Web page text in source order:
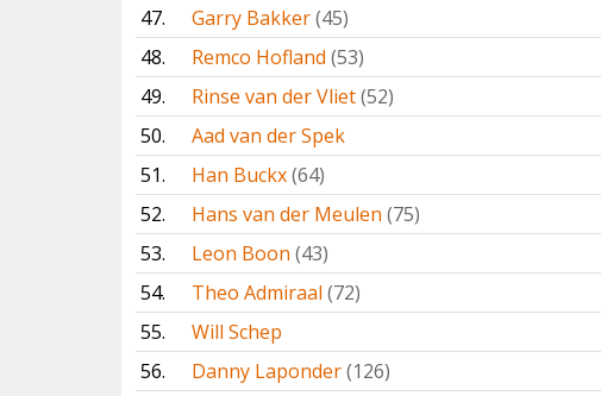
47.
Garry Bakker(45)
48.
Remco Hofland (53)
49.
Rinse van der Vliet(52)
50.
Aad van der Spek
51.
Han Buckx(64)
52.
Hans van der Meulen (75)
53.
Leon Boon (43)
54.
Theo Admiraal (72)
55.
Will Schep
56.
Danny Laponder(126)